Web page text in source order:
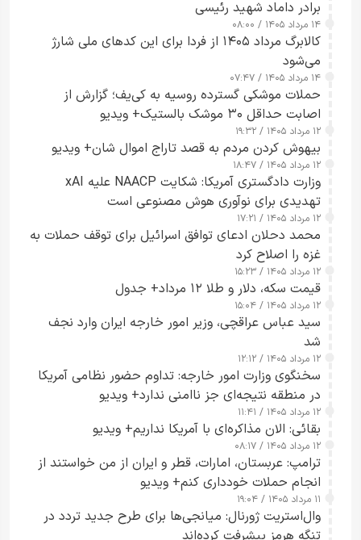
برادر داماد شهید رئیسی
۱۴ مرداد ۱۴۰۵ / ۰۸:۰۰
کالابرگ مرداد ۱۴۰۵ از فردا برای این کدهای ملی شارژ
می‌شود
۱۴ مرداد ۱۴۰۵ / ۰۷:۴۷
حملات موشکی گسترده روسیه به کی‌یف؛ گزارش از
اصابت حداقل ۳۰ موشک بالستیک+ ویدیو
۱۲ مرداد ۱۴۰۵ / ۱۹:۳۲
بیهوش کردن مردم به قصد تاراج اموال شان+ ویدیو
۱۲ مرداد ۱۴۰۵ / ۱۸:۴۷
وزارت دادگستری آمریکا: شکایت NAACP علیه xAI
تهدیدی برای نوآوری هوش مصنوعی است
۱۲ مرداد ۱۴۰۵ / ۱۷:۲۱
محمد دحلان ادعای توافق اسرائیل برای توقف حملات به
غزه را اصلاح کرد
۱۲ مرداد ۱۴۰۵ / ۱۵:۲۳
قیمت سکه، دلار و طلا ۱۲ مرداد+ جدول
۱۲ مرداد ۱۴۰۵ / ۱۵:۰۴
سید عباس عراقچی، وزیر امور خارجه ایران وارد نجف
شد
۱۲ مرداد ۱۴۰۵ / ۱۲:۱۲
سخنگوی وزارت امور خارجه: تداوم حضور نظامی آمریکا
در منطقه نتیجه‌ای جز ناامنی ندارد+ ویدیو
۱۲ مرداد ۱۴۰۵ / ۱۱:۴۱
بقائی: الان مذاکره‌ای با آمریکا نداریم+ ویدیو
۱۲ مرداد ۱۴۰۵ / ۰۸:۱۷
ترامپ: عربستان، امارات، قطر و ایران از من خواستند از
انجام حملات خودداری کنم+ ویدیو
۱۱ مرداد ۱۴۰۵ / ۱۹:۰۴
وال‌استریت ژورنال: میانجی‌ها برای طرح جدید تردد در
تنگه هرمز پیشرفت کرده‌اند